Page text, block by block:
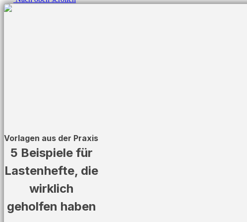
Vorlagen aus der Praxis
5 Beispiele für
Lastenhefte, die
wirklich
geholfen haben